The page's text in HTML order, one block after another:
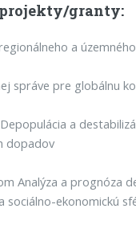
projekty/granty:
a
správe pre globálnu
a
dopadov
Analýza a prognóza
ekonomickú